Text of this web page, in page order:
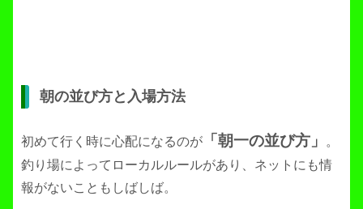
朝の並び方と入場方法
初めて行く時に心配になるのが 「朝一の並び方」
。
釣り場によってローカルルールがあり、ネットにも情
報がないこともしばしば。